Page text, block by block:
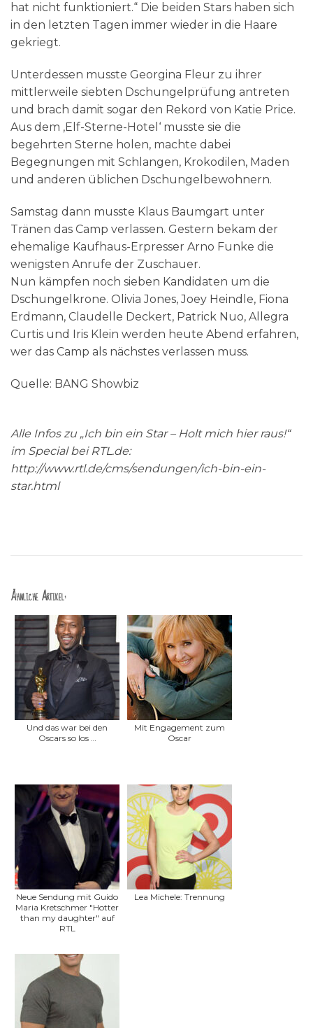
hat nicht funktioniert.“ Die beiden Stars haben sich
in den letzten Tagen immer wieder in die Haare
gekriegt.
Unterdessen musste Georgina Fleur zu ihrer
mittlerweile siebten Dschungelprüfung antreten
und brach damit sogar den Rekord von Katie Price.
Aus dem ‚Elf-Sterne-Hotel‘ musste sie die
begehrten Sterne holen, machte dabei
Begegnungen mit Schlangen, Krokodilen, Maden
und anderen üblichen Dschungelbewohnern.
Samstag dann musste Klaus Baumgart unter
Tränen das Camp verlassen. Gestern bekam der
ehemalige Kaufhaus-Erpresser Arno Funke die
wenigsten Anrufe der Zuschauer.
Nun kämpfen noch sieben Kandidaten um die
Dschungelkrone. Olivia Jones, Joey Heindle, Fiona
Erdmann, Claudelle Deckert, Patrick Nuo, Allegra
Curtis und Iris Klein werden heute Abend erfahren,
wer das Camp als nächstes verlassen muss.
Quelle: BANG Showbiz
Alle Infos zu „Ich bin ein Star – Holt mich hier raus!“
im Special bei RTL.de:
http://www.rtl.de/cms/sendungen/ich-bin-ein-
star.html
Ähnliche Artikel:
Und das war bei den
Oscars so los …
Mit Engagement zum
Oscar
Neue Sendung mit Guido
Maria Kretschmer "Hotter
than my daughter" auf
RTL
Lea Michele: Trennung